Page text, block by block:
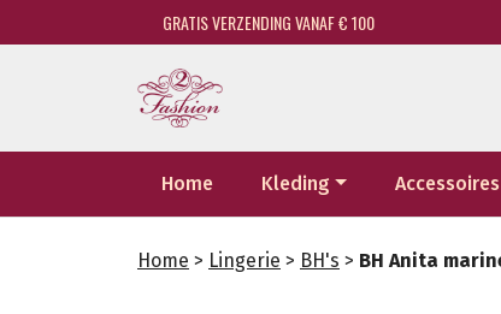
GRATIS VERZENDING VANAF € 100
Home Kleding Accessoires
Home > Lingerie > BH's > BH Anita